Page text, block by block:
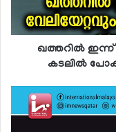
ഖത്തറില്‍ ഇന്ന്
കടലില്‍